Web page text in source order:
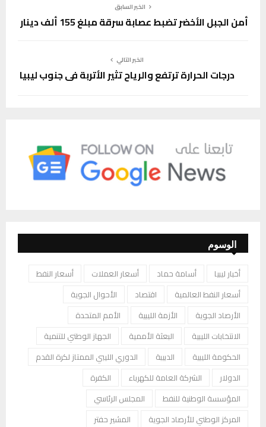
الخبر السابق
أمن الجبل الأخضر تضبط عصابة سرقة مبلغ 155 ألف دينار
الخبر التالي
درجات الحرارة ترتفع والرياح تثير الأتربة في جنوب ليبيا
الوسوم
أخبار ليبيا أسامة حماد أسعار العملات
أسعار النفط
أسعار النفط العالمية
اقتصاد
الأحوال الجوية
الأرصاد الجوية
الأزمة الليبية
الأمم المتحدة
الانتخابات الليبية
البعثة الأممية
الجهاز الوطني للتنمية
الحكومة الليبية
الدبيبة
الدوري الليبي الممتاز لكرة القدم
الدولار
الشركة العامة للكهرباء
الكفرة
المؤسسة الوطنية للنفط
المجلس الرئاسي
المركز الوطني للأرصاد الجوية
المشير حفتر